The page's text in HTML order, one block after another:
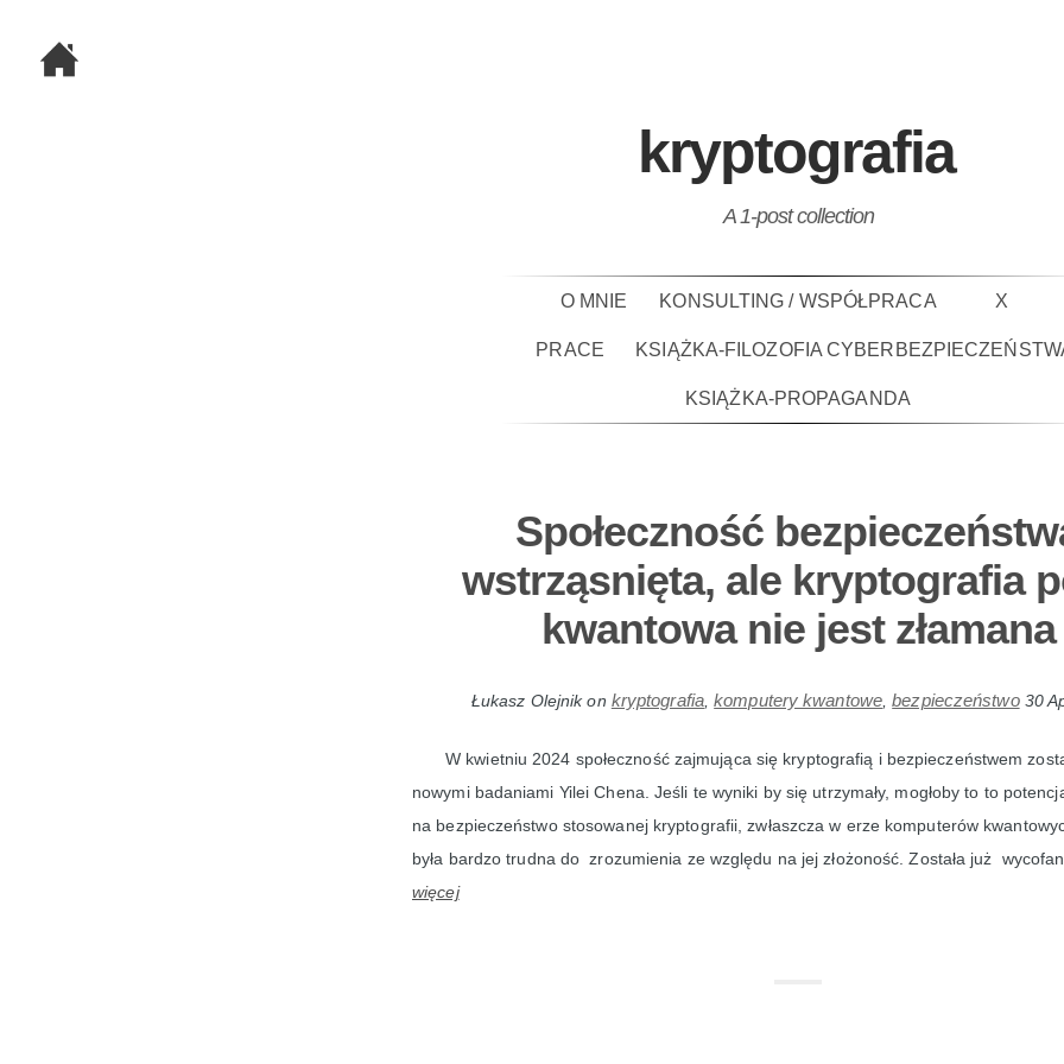
kryptografia
A 1-post collection
O MNIE KONSULTING / WSPÓŁPRACA X
PRACE KSIĄŻKA-FILOZOFIA
KSIĄŻKA-PROPAGANDA
Społeczność
wstrząsnięta, ale kryptografia
kwantowa nie jest złamana
Łukasz Olejnikon kryptografia,komputery kwantowe ,bezpieczeństwo 30
W kwietniu 2024 społeczność zajmująca się kryptografią i bezpieczeństwem
nowymi badaniami Yilei Chena. Jeśli te wyniki by się utrzymały, mogłoby to to
na bezpieczeństwo stosowanej kryptografii, zwłaszcza w erze komputerów
była bardzo trudna do zrozumienia ze względu na jej złożoność. Została już
więcej